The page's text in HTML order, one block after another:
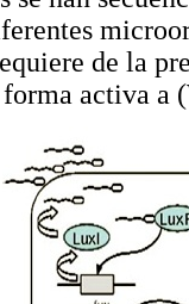
de la
forma activa